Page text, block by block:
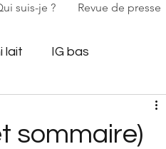
suis-je ? Revue de presse
lait IG bas
sommaire)